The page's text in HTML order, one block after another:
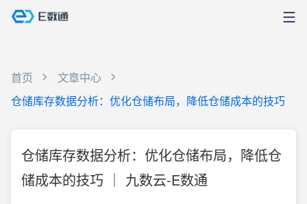
首页
文章中心
仓储库存数据分析：优化仓储布局，降低仓储成本的技巧
仓储库存数据分析：优化仓储布局，降低仓
储成本的技巧 ｜ 九数云-E数通